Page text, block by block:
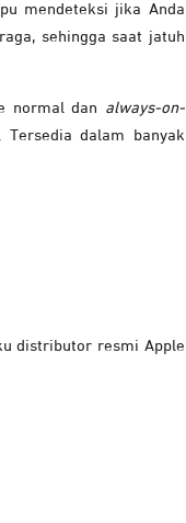
mendeteksi jika Anda
sehingga saat jatuh
normal dan always-on-
dalam banyak
distributor resmi Apple